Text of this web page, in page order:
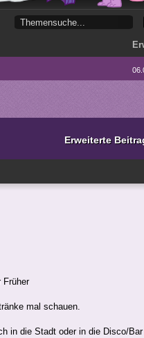
Erweiterte
Früher
mal schauen.
in die Stadt oder in die Disco/Bar